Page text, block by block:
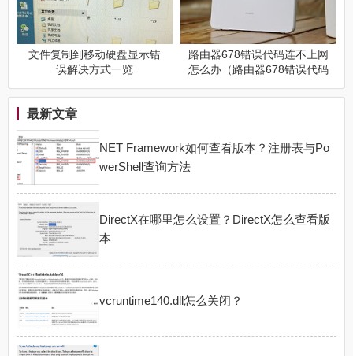
文件复制到移动硬盘显示错
误解决方式一览
路由器678错误代码连不上网
怎么办（路由器678错误代码
最新文章
NET Framework如何查看版本？注册表与Po
werShell查询方法
DirectX在哪里怎么设置？DirectX怎么查看版
本
vcruntime140.dll怎么关闭？